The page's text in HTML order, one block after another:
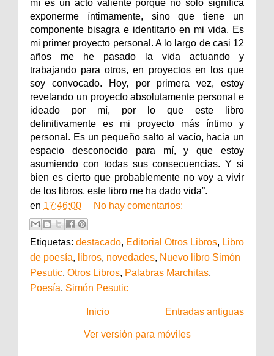
mí es un acto valiente porque no sólo significa
exponerme íntimamente, sino que tiene un
componente bisagra e identitario en mi vida. Es
mi primer proyecto personal. A lo largo de casi 12
años me he pasado la vida actuando y
trabajando para otros, en proyectos en los que
soy convocado. Hoy, por primera vez, estoy
revelando un proyecto absolutamente personal e
ideado por mí, por lo que este libro
definitivamente es mi proyecto más íntimo y
personal. Es un pequeño salto al vacío, hacia un
espacio desconocido para mí, y que estoy
asumiendo con todas sus consecuencias. Y si
bien es cierto que probablemente no voy a vivir
de los libros, este libro me ha dado vida”.
en 17:46:00 No hay comentarios:
Etiquetas: destacado, Editorial Otros Libros, Libro
de poesía, libros, novedades, Nuevo libro Simón
Pesutic, Otros Libros, Palabras Marchitas,
Poesía, Simón Pesutic
Entradas antiguas
Inicio
Ver versión para móviles